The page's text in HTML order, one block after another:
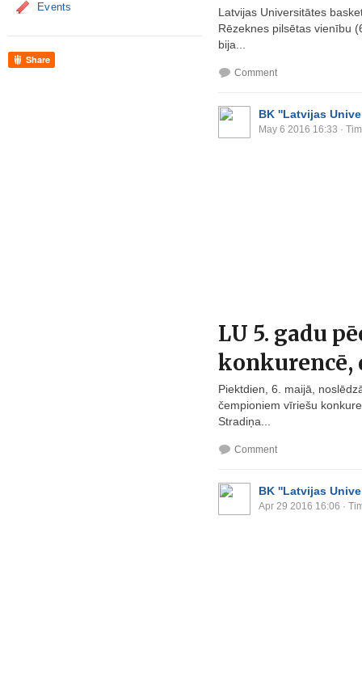
Events
Share
Latvijas Universitātes
Rēzeknes pilsētas vienību
bija...
Comment
BK ''Latvijas
May 6 2016 16:33 ·
LU 5. gadu
konkurencē,
Piektdien, 6. maijā,
čempioniem vīriešu
Stradiņa...
Comment
BK ''Latvijas
Apr 29 2016 16:06 ·